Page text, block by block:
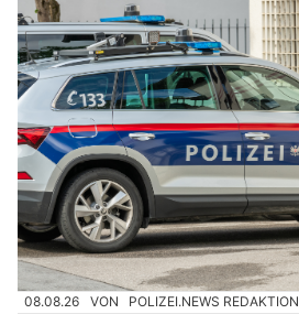
08.08.26 VON POLIZEI.NEWS REDAKTION